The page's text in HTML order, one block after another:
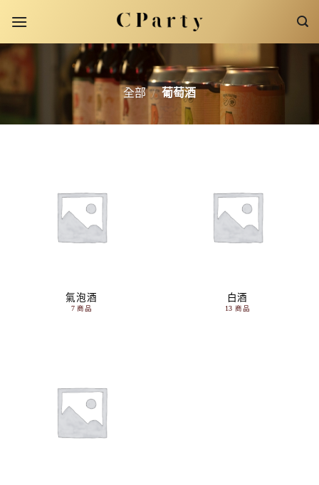
content
全部 / 葡萄酒
氣泡酒
7 商品
白酒
13 商品